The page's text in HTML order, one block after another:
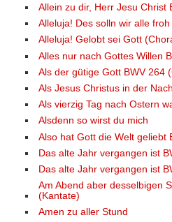
Allein zu dir, Herr Jesu Christ
Alleluja! Des solln wir alle froh
Alleluja! Gelobt sei Gott
Alles nur nach Gottes Willen
Als der gütige Gott BWV 264
Als Jesus Christus in der
Als vierzig Tag nach Ostern
Alsdenn so wirst du mich
Also hat Gott die Welt geliebt
Das alte Jahr vergangen ist
Das alte Jahr vergangen ist
Am Abend aber desselbigen
(Kantate)
Amen zu aller Stund